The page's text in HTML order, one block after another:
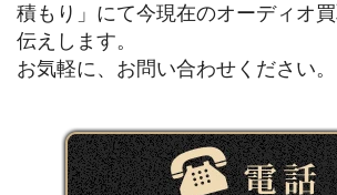
積もり」にて今現在のオーディオ
伝えします。
お気軽に、お問い合わせください。